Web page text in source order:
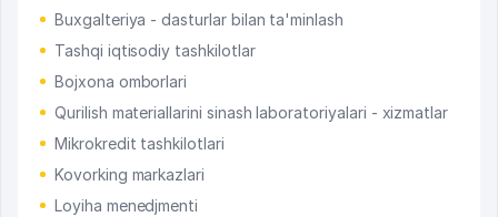
Buxgalteriya - dasturlar bilan ta'minlash
Tashqi iqtisodiy tashkilotlar
Bojxona omborlari
Qurilish materiallarini sinash laboratoriyalari - xizmatlar
Mikrokredit tashkilotlari
Kovorking markazlari
Loyiha menedjmenti